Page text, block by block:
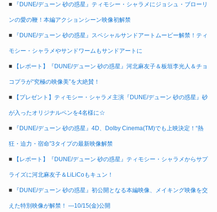
■ 『DUNE/デューン 砂の惑星』ティモシー・シャラメにジョシュ・ブローリ
ンの愛の鞭！本編アクションシーン映像初解禁
■ 『DUNE/デューン 砂の惑星』スペシャルサンドアートムービー解禁！ティ
モシー・シャラメやサンドワームもサンドアートに
■ 【レポート】『DUNE/デューン 砂の惑星』河北麻友子＆板垣李光人＆チョ
コプラが“究極の映像美”を大絶賛！
■ 【プレゼント】ティモシー・シャラメ主演『DUNE/デューン 砂の惑星』砂
が入ったオリジナルペンを4名様に☆
■ 『DUNE/デューン 砂の惑星』4D、Dolby Cinema(TM)でも上映決定！“熱
狂・迫力・宿命”3タイプの最新映像解禁
■ 【レポート】『DUNE/デューン 砂の惑星』ティモシー・シャラメからサプ
ライズに河北麻友子＆LiLiCoもキュン！
■ 『DUNE/デューン 砂の惑星』初公開となる本編映像、メイキング映像を交
えた特別映像が解禁！ ―10/15(金)公開